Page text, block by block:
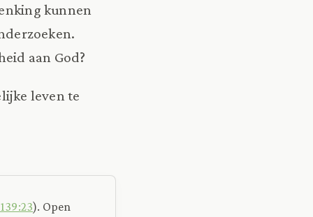
kunnen
aan God?
leven te
). Open